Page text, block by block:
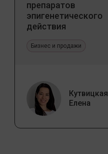
препаратов
эпигенетического
действия
Бизнес и продажи
Кутвицкая
Елена